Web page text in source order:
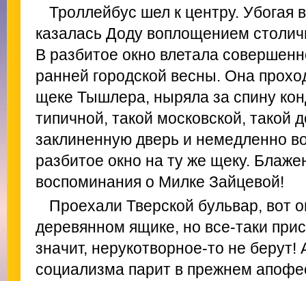
Троллейбус шел к центру. Убогая
казалась Доду воплощением
В разбитое окно влетала
ранней городской весны. Она
щеке Тышлера, ныряла за спину
типичной, такой московской, такой
заклиненную дверь и немедленно
разбитое окно на ту же щеку.
воспоминания о Милке Зайцевой!
Проехали Тверской бульвар, вот
деревянном ящике, но все-таки
значит, нерукотворное-то не
социализма парит в прежнем